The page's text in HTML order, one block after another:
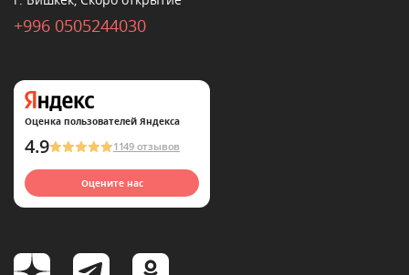
+996 0505244030
Оценка пользователей Яндекса
4.9 1149 отзывов
Оцените нас